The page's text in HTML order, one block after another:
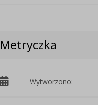
Metryczka
Wytworzono: